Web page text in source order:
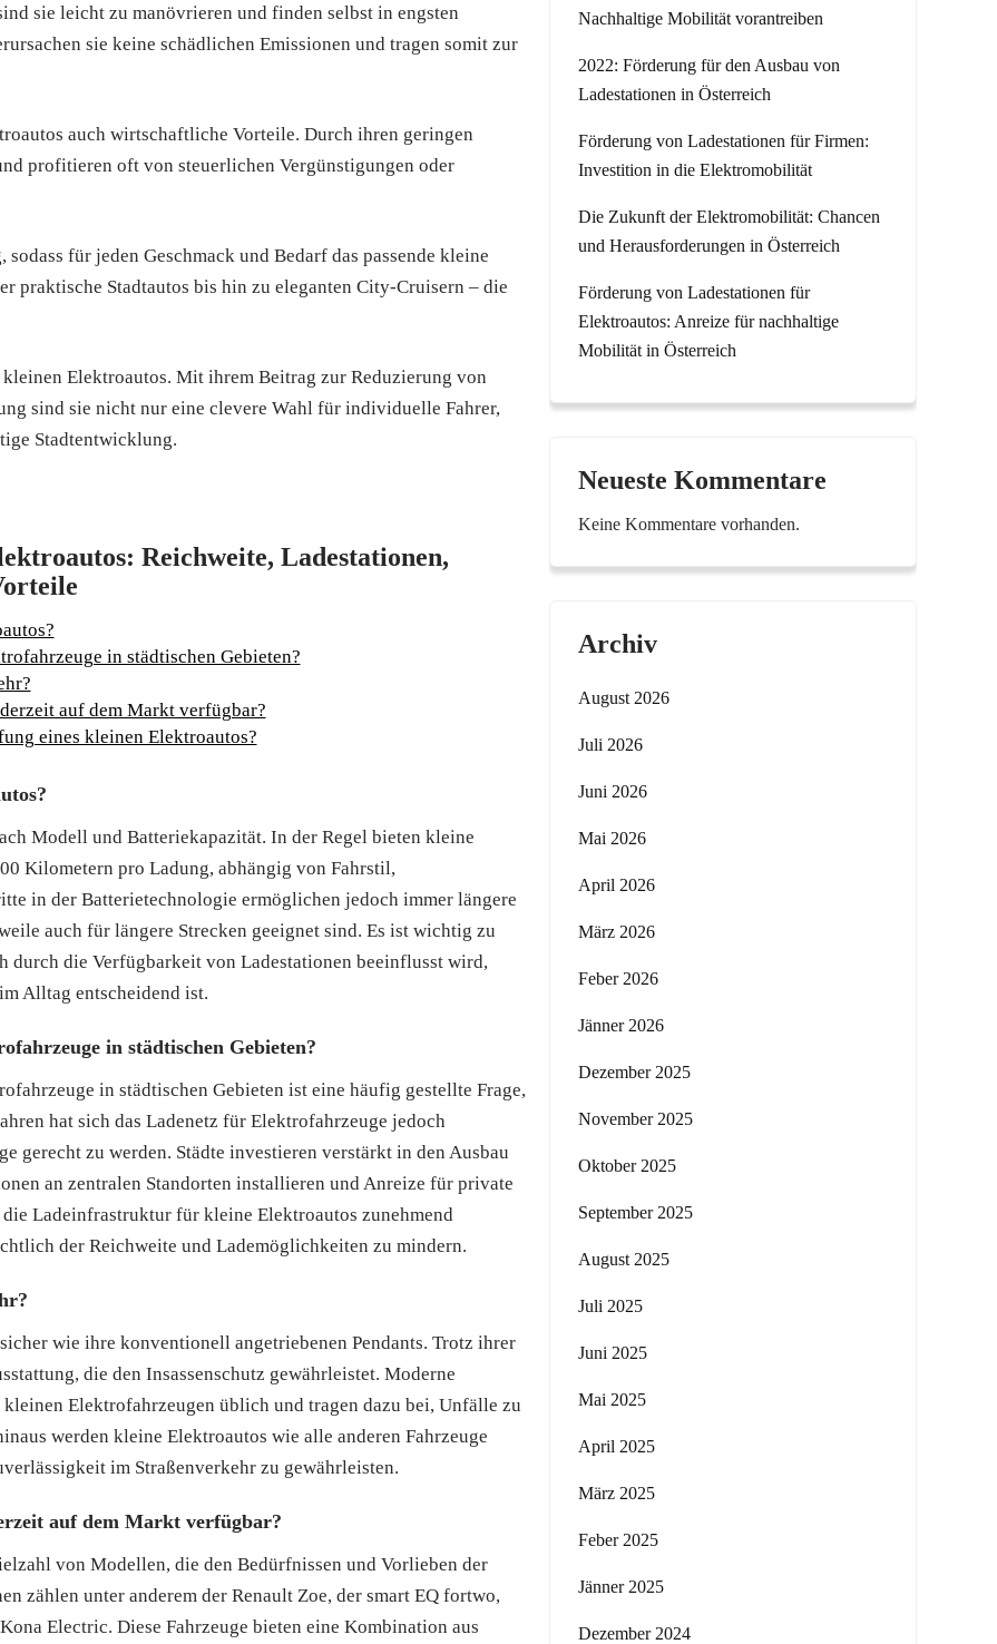
sie leicht zu manövrieren und finden selbst in engsten
sie keine schädlichen Emissionen und tragen somit zur
auch wirtschaftliche Vorteile. Durch ihren geringen
profitieren oft von steuerlichen Vergünstigungen oder
für jeden Geschmack und Bedarf das passende kleine
praktische Stadtautos bis hin zu eleganten City-Cruisern – die
Elektroautos. Mit ihrem Beitrag zur Reduzierung von
sind sie nicht nur eine clevere Wahl für individuelle Fahrer,
Stadtentwicklung.
Reichweite, Ladestationen,
in städtischen Gebieten?
auf dem Markt verfügbar?
eines kleinen Elektroautos?
Modell und Batteriekapazität. In der Regel bieten kleine
Kilometern pro Ladung, abhängig von Fahrstil,
in der Batterietechnologie ermöglichen jedoch immer längere
auch für längere Strecken geeignet sind. Es ist wichtig zu
durch die Verfügbarkeit von Ladestationen beeinflusst wird,
Alltag entscheidend ist.
in städtischen Gebieten?
in städtischen Gebieten ist eine häufig gestellte Frage,
hat sich das Ladenetz für Elektrofahrzeuge jedoch
gerecht zu werden. Städte investieren verstärkt in den Ausbau
an zentralen Standorten installieren und Anreize für private
Ladeinfrastruktur für kleine Elektroautos zunehmend
der Reichweite und Lademöglichkeiten zu mindern.
wie ihre konventionell angetriebenen Pendants. Trotz ihrer
die den Insassenschutz gewährleistet. Moderne
Elektrofahrzeugen üblich und tragen dazu bei, Unfälle zu
werden kleine Elektroautos wie alle anderen Fahrzeuge
im Straßenverkehr zu gewährleisten.
auf dem Markt verfügbar?
von Modellen, die den Bedürfnissen und Vorlieben der
zählen unter anderem der Renault Zoe, der smart EQ fortwo,
Electric. Diese Fahrzeuge bieten eine Kombination aus
Nachhaltige Mobilität vorantreiben
2022: Förderung für den Ausbau von
Ladestationen in Österreich
Förderung von Ladestationen für Firmen:
Investition in die Elektromobilität
Die Zukunft der Elektromobilität: Chancen
und Herausforderungen in Österreich
Förderung von Ladestationen für
Elektroautos: Anreize für nachhaltige
Mobilität in Österreich
Neueste Kommentare
Keine Kommentare vorhanden.
Archiv
August 2026
Juli 2026
Juni 2026
Mai 2026
April 2026
März 2026
Feber 2026
Jänner 2026
Dezember 2025
November 2025
Oktober 2025
September 2025
August 2025
Juli 2025
Juni 2025
Mai 2025
April 2025
März 2025
Feber 2025
Jänner 2025
Dezember 2024